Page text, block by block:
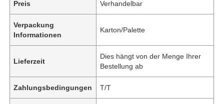
Preis Verhandelbar
Verpackung
Informationen
Karton/Palette
Lieferzeit
Dies hängt von der Menge Ihrer
Bestellung ab
Zahlungsbedingungen T/T